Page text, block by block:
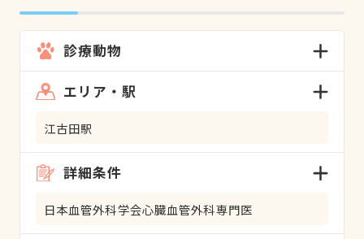
診療動物
エリア・駅
江古田駅
詳細条件
日本血管外科学会心臓血管外科専門医